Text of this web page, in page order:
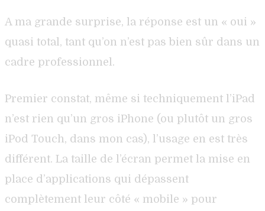
A ma grande surprise, la réponse est un « oui »
quasi total, tant qu’on n’est pas bien sûr dans un
cadre professionnel.
Premier constat, même si techniquement l’iPad
n’est rien qu’un gros iPhone (ou plutôt un gros
iPod Touch, dans mon cas), l’usage en est très
différent. La taille de l’écran permet la mise en
place d’applications qui dépassent
complètement leur côté « mobile » pour